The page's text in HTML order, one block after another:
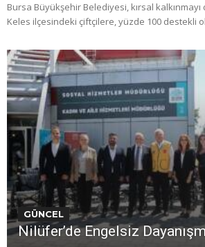
Bursa Büyükşehir Belediyesi, kırsal
Keles ilçesindeki çiftçilere, yüzde 100 destekli
GÜNCEL
Nilüfer’de Engelsiz